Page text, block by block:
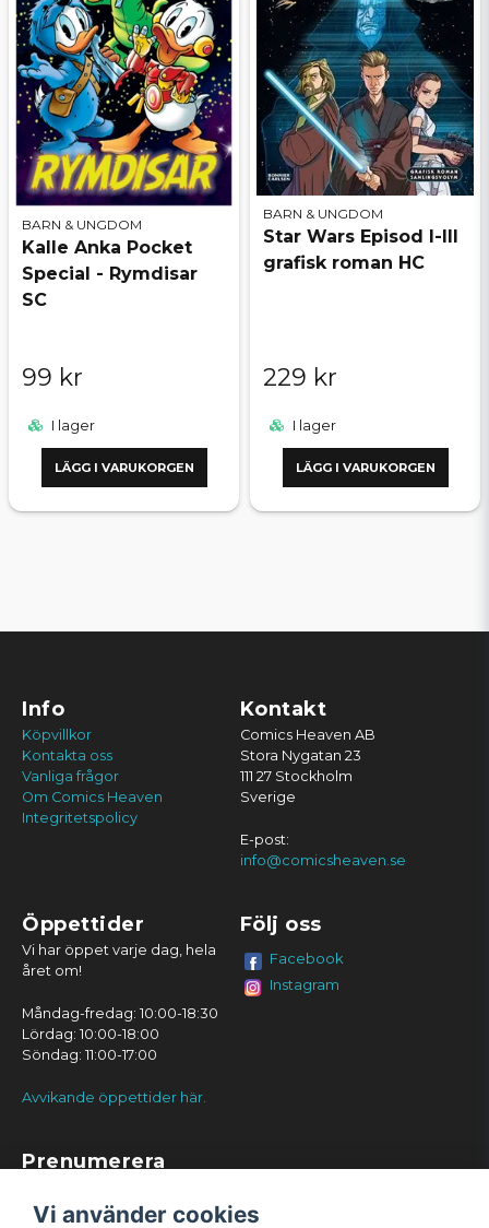
BARN & UNGDOM
Kalle Anka Pocket
Special - Rymdisar
SC
99 kr
I lager
LÄGG I VARUKORGEN
BARN & UNGDOM
Star Wars Episod I-III
grafisk roman HC
229 kr
I lager
LÄGG I VARUKORGEN
Info
Köpvillkor
Kontakta oss
Vanliga frågor
Om Comics Heaven
Integritetspolicy
Kontakt
Comics Heaven AB
Stora Nygatan 23
111 27 Stockholm
Sverige
E-post:
info@comicsheaven.se
Öppettider
Vi har öppet varje dag, hela
året om!
Måndag-fredag: 10:00-18:30
Lördag: 10:00-18:00
Söndag: 11:00-17:00
Avvikande öppettider här.
Följ oss
Facebook
Instagram
Prenumerera
Vi använder cookies